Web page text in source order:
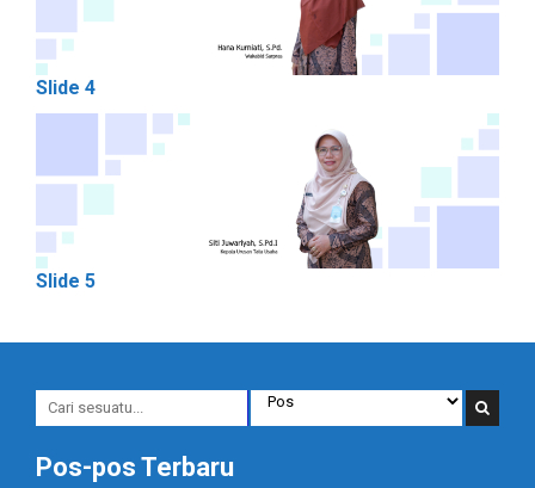
Slide 4
Slide 5
Pos-pos Terbaru